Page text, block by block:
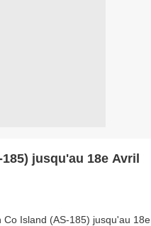
jusqu'au 18e Avril